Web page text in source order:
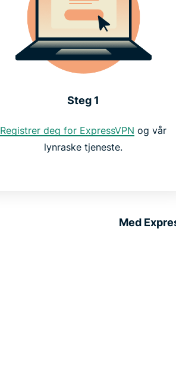
Steg 1
Registrer deg for ExpressVPN og vår
lynraske tjeneste.
Med